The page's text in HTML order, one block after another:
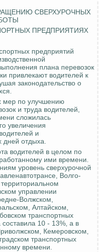
СВЕРХУРОЧНЫХ
ПРЕДПРИЯТИЯХ
предприятий
плана перевозок
привлекают водителей к
законодательство о
мер по улучшению
и труда водителей,
сложилась
увеличения
и
дней отдыха.
водителей в целом по
ими времени.
уровень сверхурочной
, Волго-
управлении
Волжском,
Алтайском,
транспортных
10 - 13%, а в
Кемеровском,
транспортных
времени.